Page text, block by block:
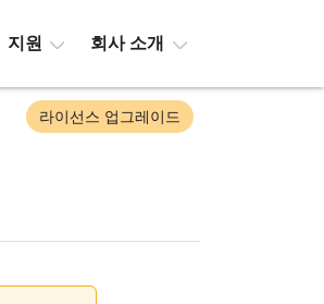
지원 회사 소개
라이선스 업그레이드